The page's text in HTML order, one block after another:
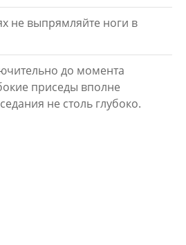
не выпрямляйте ноги в
до момента
приседы вполне
не столь глубоко.